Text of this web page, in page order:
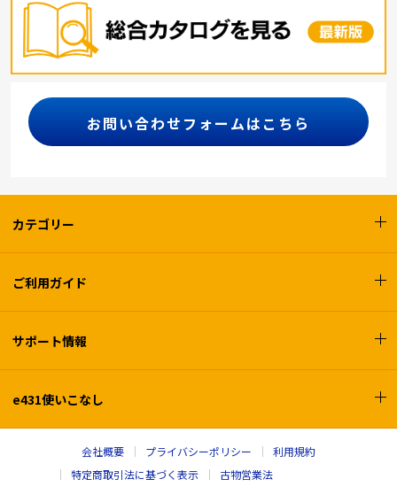
お問い合わせフォームはこちら
カテゴリー
ご利用ガイド
サポート情報
e431使いこなし
会社概要 プライバシーポリシー
利用規約
特定商取引法に基づく表示
古物営業法